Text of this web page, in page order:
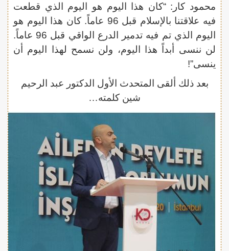
محمود كار: “كان هذا اليوم هو اليوم الذي قطعت
فيه علاقتنا بالإسلام قبل 96 عاماً. كان هذا اليوم هو
اليوم الذي تم فيه تدمير الدرع الواقي قبل 96 عاماً.
لن ننسى أبداً هذا اليوم، ولن نسمح لهذا اليوم أن
ينسى”!
بعد ذلك ألقى المتحدث الأول الدكتور عبد الرحيم
شين كلمته…